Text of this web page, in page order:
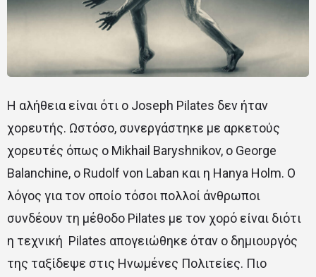
Η αλήθεια είναι ότι ο Joseph Pilates δεν ήταν
χορευτής. Ωστόσο, συνεργάστηκε με αρκετούς
χορευτές όπως o Mikhail Baryshnikov, o George
Balanchine, o Rudolf von Laban και η Hanya Holm. Ο
λόγος για τον οποίο τόσοι πολλοί άνθρωποι
συνδέουν τη μέθοδο Pilates με τον χορό είναι διότι
η τεχνική Pilates απογειώθηκε όταν ο δημιουργός
της ταξίδεψε στις Ηνωμένες Πολιτείες. Πιο